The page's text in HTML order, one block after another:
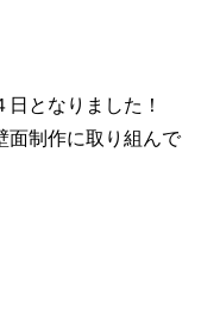
となりました！
面制作に取り組んで